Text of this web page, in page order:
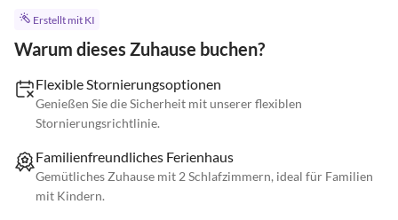
Erstellt mit KI
Warum dieses Zuhause buchen?
Flexible Stornierungsoptionen
Genießen Sie die Sicherheit mit unserer flexiblen
Stornierungsrichtlinie.
Familienfreundliches Ferienhaus
Gemütliches Zuhause mit 2 Schlafzimmern, ideal für Familien
mit Kindern.